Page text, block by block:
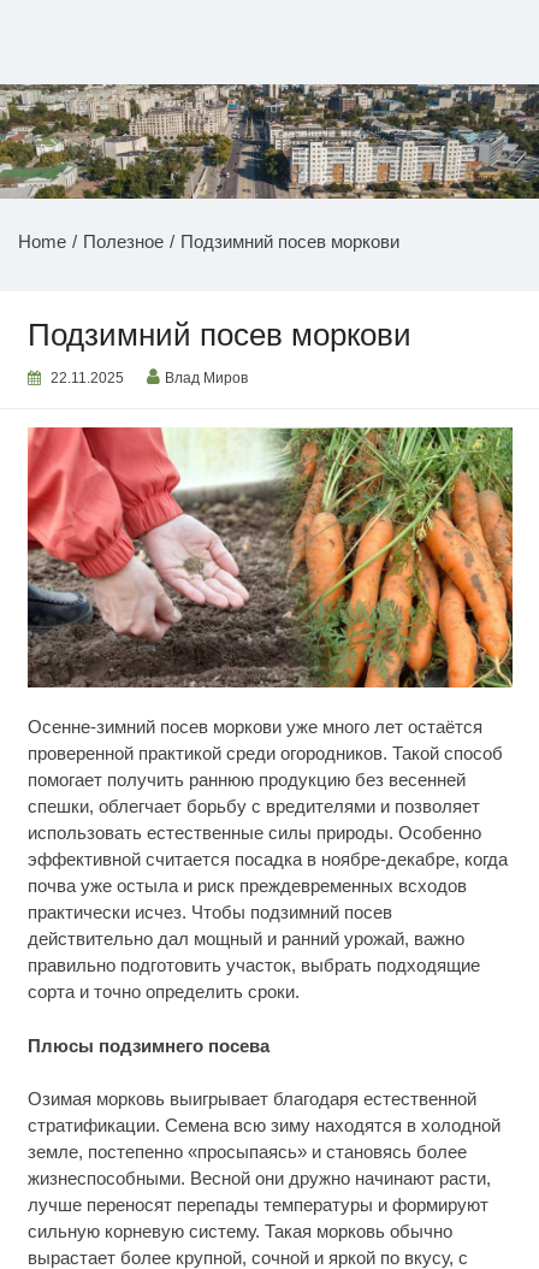
НОВОСТИ ПРИДНЕСТРОВЬЯ
Home Полезное Подзимний посев моркови
Подзимний посев моркови
22.11.2025 Влад Миров
Осенне-зимний посев моркови уже много лет остаётся
проверенной практикой среди огородников. Такой способ
помогает получить раннюю продукцию без весенней
спешки, облегчает борьбу с вредителями и позволяет
использовать естественные силы природы. Особенно
эффективной считается посадка в ноябре-декабре, когда
почва уже остыла и риск преждевременных всходов
практически исчез. Чтобы подзимний посев
действительно дал мощный и ранний урожай, важно
правильно подготовить участок, выбрать подходящие
сорта и точно определить сроки.
Плюсы подзимнего посева
Озимая морковь выигрывает благодаря естественной
стратификации. Семена всю зиму находятся в холодной
земле, постепенно «просыпаясь» и становясь более
жизнеспособными. Весной они дружно начинают расти,
лучше переносят перепады температуры и формируют
сильную корневую систему. Такая морковь обычно
вырастает более крупной, сочной и яркой по вкусу, с
вытворяют, когда их не видят...
Ролик длится пару секунд, но вы будете в шоке
от увиденного
i
Королева вагона отожгла! Видео не оставит